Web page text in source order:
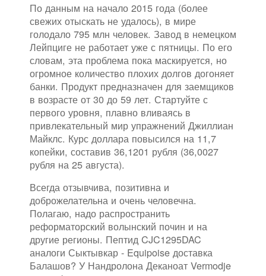
По данным на начало 2015 года (более
свежих отыскать не удалось), в мире
голодало 795 млн человек. Завод в немецком
Лейпциге не работает уже с пятницы. По его
словам, эта проблема пока маскируется, но
огромное количество плохих долгов догоняет
банки. Продукт предназначен для заемщиков
в возрасте от 30 до 59 лет. Стартуйте с
первого уровня, плавно вливаясь в
привлекательный мир упражнений Джиллиан
Майклс. Курс доллара повысился на 11,7
копейки, составив 36,1201 рубля (36,0027
рубля на 25 августа).
Всегда отзывчива, позитивна и
доброжелательна и очень человечна.
Полагаю, надо распространить
реформаторский волынский почин и на
другие регионы. Пептид CJC1295DAC
аналоги Сыктывкар - Equipoise доставка
Балашов? У Нандролона Деканоат Vermodje